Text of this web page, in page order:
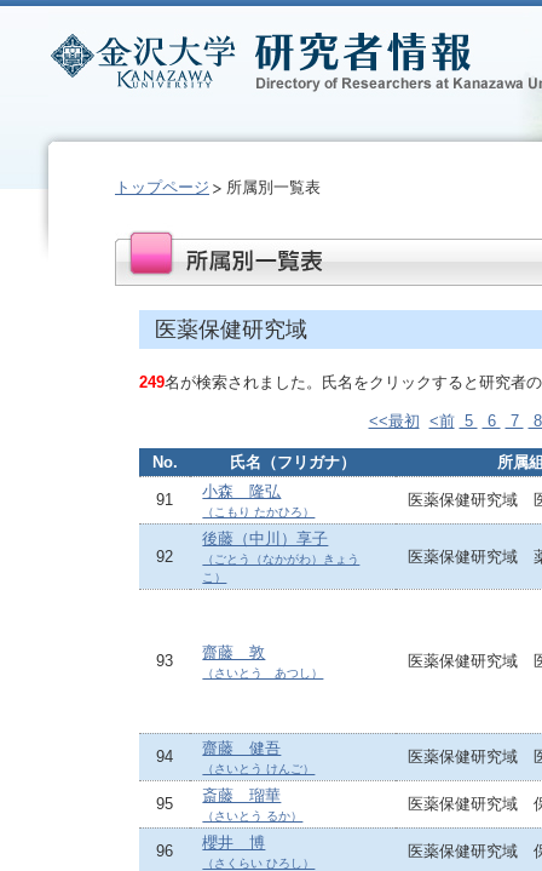
トップページ 所属別一覧表
医薬保健研究域
249名が検索されました。氏名をクリックすると研究者
<<最初 <前 5 6 7
No. 氏名（フリガナ） 所属
91 小森 隆弘
（こもり たかひろ）
医薬保健研究域
92
後藤（中川）享子
（ごとう（なかがわ）きょう
こ）
医薬保健研究域
93 齋藤 敦
（さいとう あつし）
医薬保健研究域
94 齋藤 健吾
（さいとう けんご）
医薬保健研究域
95 斎藤 瑠華
（さいとう るか）
医薬保健研究域
96 櫻井 博
（さくらい ひろし）
医薬保健研究域